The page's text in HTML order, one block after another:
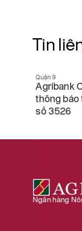
Tin
Quận 9
Agribank
thông báo
số 3526
Ngân hàng